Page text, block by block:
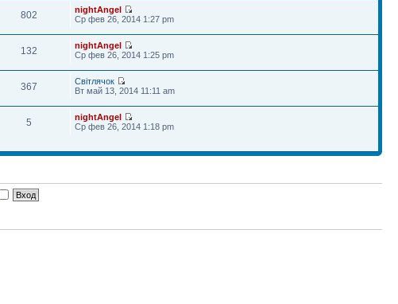
802
nightAngel
Ср фев 26, 2014 1:27 pm
132
nightAngel
Ср фев 26, 2014 1:25 pm
367
Світлячок
Вт май 13, 2014 11:11 am
5
nightAngel
Ср фев 26, 2014 1:18 pm